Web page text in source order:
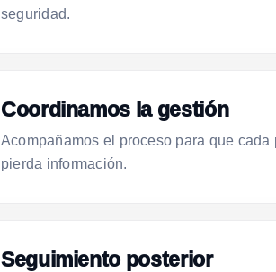
seguridad.
Coordinamos la gestión
Acompañamos el proceso para que
pierda información.
Seguimiento posterior